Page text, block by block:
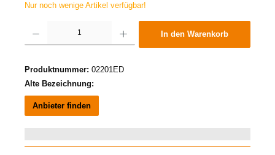
Nur noch wenige Artikel verfügbar!
Produkt Anzahl: Gib den gewünschten Wert ein oder benutze die Schaltflächen um die
In den Warenkorb
Produktnummer: 02201ED
Alte Bezeichnung:
Anbieter finden